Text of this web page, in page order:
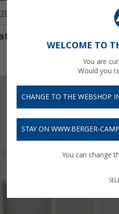
Onderdelen Thetford
WELCOME TO
You are
Would you
CHANGE TO THE WEBSHOP
STAY ON WWW.BERGER-
You can change